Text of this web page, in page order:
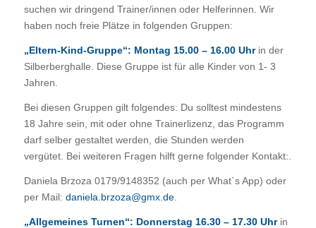
suchen wir dringend Trainer/innen oder Helferinnen. Wir
haben noch freie Plätze in folgenden Gruppen:
„Eltern-Kind-Gruppe“: Montag 15.00 – 16.00 Uhrin der
Silberberghalle. Diese Gruppe ist für alle Kinder von 1- 3
Jahren.
Bei diesen Gruppen gilt folgendes: Du solltest mindestens
18 Jahre sein, mit oder ohne Trainerlizenz, das Programm
darf selber gestaltet werden, die Stunden werden
vergütet. Bei weiteren Fragen hilft gerne folgender Kontakt:.
Daniela Brzoza 0179/9148352 (auch per What`s App) oder
per Mail: daniela.brzoza@gmx.de.
„Allgemeines Turnen“: Donnerstag 16.30 – 17.30 Uhrin